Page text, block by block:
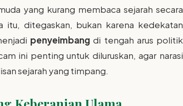
yang kurang membaca sejarah secara
ditegaskan, bukan karena kedekatan
penyeimbang di tengah arus politik
ini penting untuk diluruskan, agar narasi
sejarah yang timpang.